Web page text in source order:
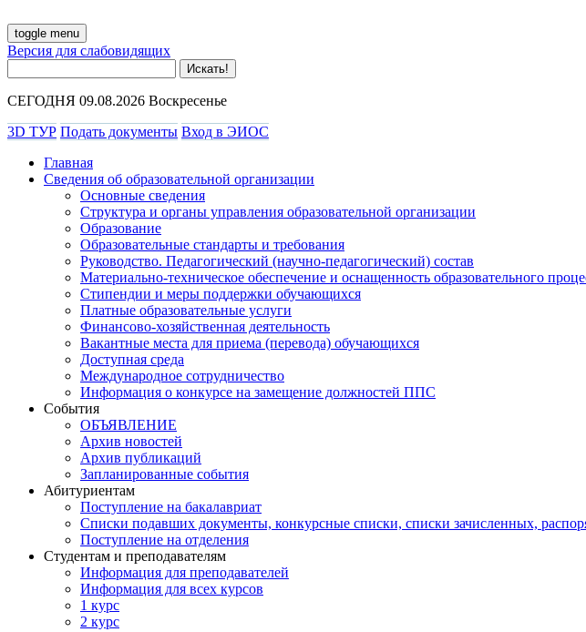
toggle menu
Версия для слабовидящих
СЕГОДНЯ 09.08.2026 Воскресенье
3D ТУР Подать документы Вход в ЭИОС
Главная
Сведения об образовательной организации
Основные сведения
Структура и органы управления образовательной организации
Образование
Образовательные стандарты и требования
Руководство. Педагогический (научно-педагогический) состав
Материально-техническое обеспечение и оснащенность образовательного
Стипендии и меры поддержки обучающихся
Платные образовательные услуги
Финансово-хозяйственная деятельность
Вакантные места для приема (перевода) обучающихся
Доступная среда
Международное сотрудничество
Информация о конкурсе на замещение должностей ППС
События
ОБЪЯВЛЕНИЕ
Архив новостей
Архив публикаций
Запланированные события
Абитуриентам
Поступление на бакалавриат
Списки подавших документы, конкурсные списки, списки зачисленных,
Поступление на отделения
Студентам и преподавателям
Информация для преподавателей
Информация для всех курсов
1 курс
2 курс